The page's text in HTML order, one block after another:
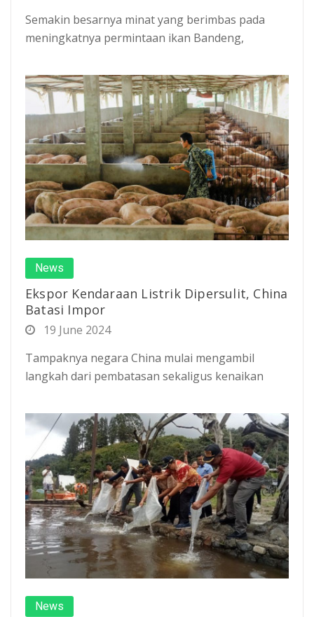
Semakin besarnya minat yang berimbas pada
meningkatnya permintaan ikan Bandeng,
News
Ekspor Kendaraan Listrik Dipersulit, China
Batasi Impor
19 June 2024
Tampaknya negara China mulai mengambil
langkah dari pembatasan sekaligus kenaikan
News